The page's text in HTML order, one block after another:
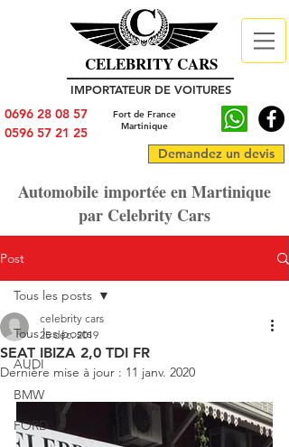
CELEBRITY CARS
IMPORTATEUR DE VOITURES
0596 57 21 25
Fort de France
Martinique
0696 28 08 57
Demandez un devis
Automobile importée en Martinique
par Celebrity Cars
Post
Tous les posts
AUDI
BMW
FORD
Tous les posts
SEAT IBIZA 2,0 TDI FR
celebrity cars
25 déc. 2019
Dernière mise à jour : 11 janv. 2020